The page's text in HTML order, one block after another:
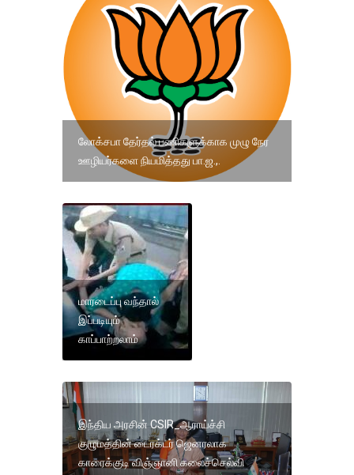
லோக்சபா தேர்தல் பணிகளுக்காக முழு நேர
ஊழியர்களை நியமித்தது பா.ஜ.,.
மாரடைப்பு வந்தால்
இப்படியும்
காப்பாற்றலாம்
இந்திய அரசின் CSIR_ஆராய்ச்சி
குழுமத்தின் டைரக்டர் ஜெனரலாக
காரைக்குடி விஞ்ஞானி கலைச்செல்வி